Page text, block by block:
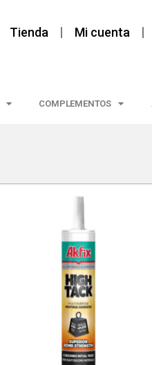
Tienda Mi cuenta
COMPLEMENTOS